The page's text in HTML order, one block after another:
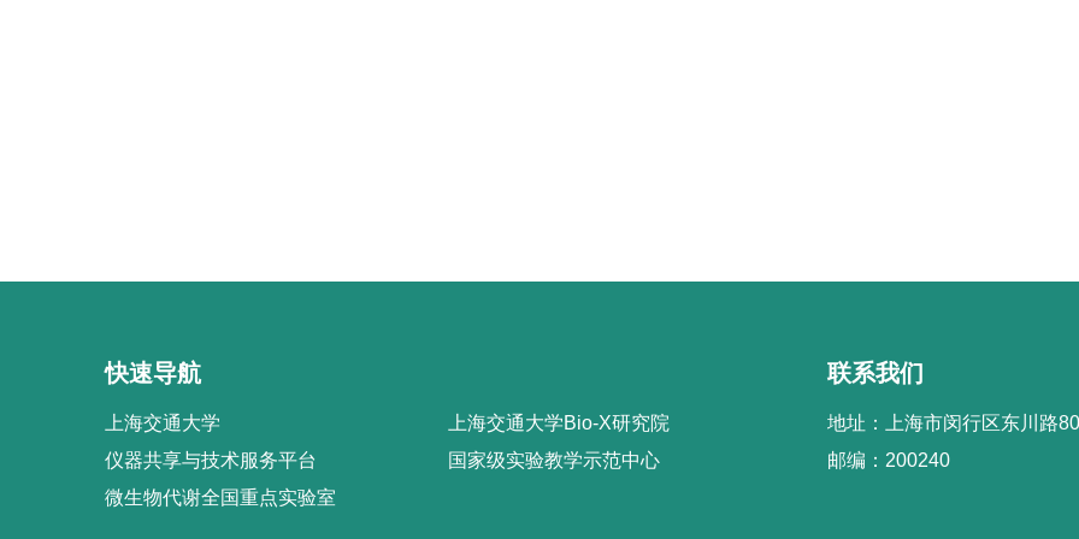
快速导航
上海交通大学
上海交通大学Bio-X研究院
仪器共享与技术服务平台
国家级实验教学示范中心
微生物代谢全国重点实验室
联系我们
地址：上海市闵行区东川路
邮编：200240